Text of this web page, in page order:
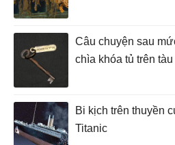
Câu chuyện sau
chìa khóa tủ trên
Bi kịch trên thuyền
Titanic